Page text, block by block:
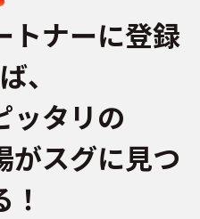
トナーに登録
、
ッタリの
がスグに見つ